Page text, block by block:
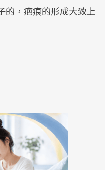
的，疤痕的形成大致上